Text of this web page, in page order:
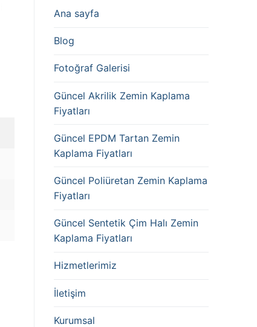
Ana sayfa
Blog
Fotoğraf Galerisi
Güncel Akrilik Zemin Kaplama
Fiyatları
Güncel EPDM Tartan Zemin
Kaplama Fiyatları
Güncel Poliüretan Zemin Kaplama
Fiyatları
Güncel Sentetik Çim Halı Zemin
Kaplama Fiyatları
Hizmetlerimiz
İletişim
Kurumsal